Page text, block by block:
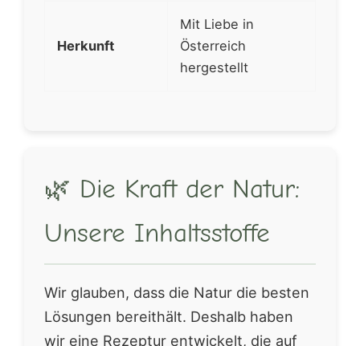
Herkunft
Mit Liebe in
Österreich
hergestellt
🌿 Die Kraft der Natur:
Unsere Inhaltsstoffe
Wir glauben, dass die Natur die besten
Lösungen bereithält. Deshalb haben
wir eine Rezeptur entwickelt, die auf